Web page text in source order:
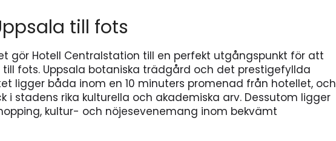
till fots
gör Hotell Centralstation till en perfekt utgångspunkt för att
till fots. Uppsala botaniska trädgård och det prestigefyllda
ligger båda inom en 10 minuters promenad från hotellet, och
i stadens rika kulturella och akademiska arv. Dessutom ligger
kultur- och nöjesevenemang inom bekvämt